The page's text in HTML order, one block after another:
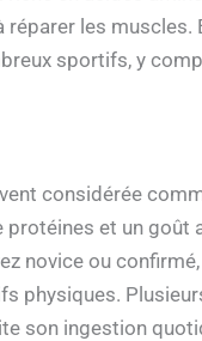
les muscles.
sportifs, y
considérée
et un goût
novice ou
physiques.
son ingestion